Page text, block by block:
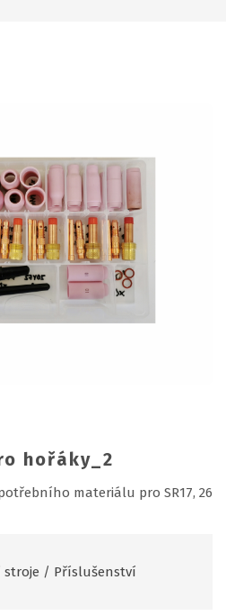
hořáky_2
materiálu pro SR17, 26
stroje / Příslušenství